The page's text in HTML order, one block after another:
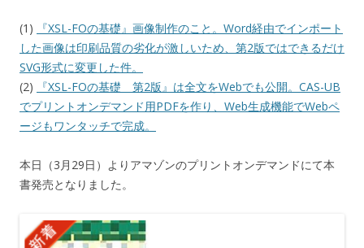
(1)
『XSL-FOの基礎』画像制作のこと。Word経由でインポート
した画像は印刷品質の劣化が激しいため、第2版ではできるだけ
SVG形式に変更した件。
(2)
『XSL-FOの基礎 第2版』は全文をWebでも公開。CAS-UB
でプリントオンデマンド用PDFを作り、Web生成機能でWebペ
ージもワンタッチで完成。
本日（3月29日）よりアマゾンのプリントオンデマンドにて本
書発売となりました。